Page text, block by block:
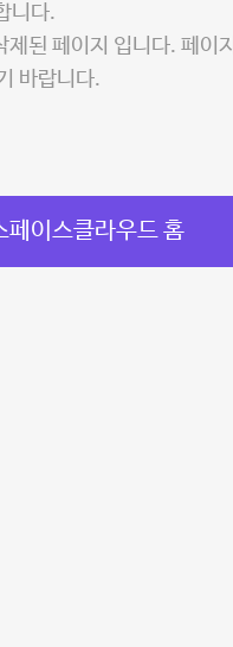
니다.
된 페이지 입니다. 페이지
바랍니다.
페이스클라우드 홈